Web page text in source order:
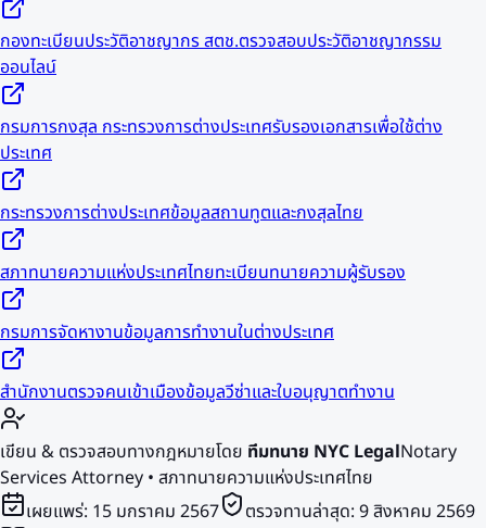
กองทะเบียนประวัติอาชญากร สตช.ตรวจสอบประวัติอาชญากรรม
ออนไลน์
กรมการกงสุล กระทรวงการต่างประเทศรับรองเอกสารเพื่อใช้ต่าง
ประเทศ
กระทรวงการต่างประเทศข้อมูลสถานทูตและกงสุลไทย
สภาทนายความแห่งประเทศไทยทะเบียนทนายความผู้รับรอง
กรมการจัดหางานข้อมูลการทำงานในต่างประเทศ
สำนักงานตรวจคนเข้าเมืองข้อมูลวีซ่าและใบอนุญาตทำงาน
เขียน & ตรวจสอบทางกฎหมายโดย ทีมทนาย NYC LegalNotary
Services Attorney • สภาทนายความแห่งประเทศไทย
เผยแพร่: 15 มกราคม 2567 ตรวจทานล่าสุด: 9 สิงหาคม 2569